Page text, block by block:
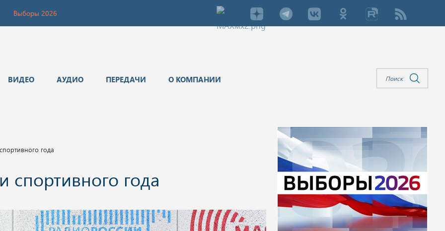
Выборы 2026
ВИДЕО АУДИО ПЕРЕДАЧИ О КОМПАНИИ
года
спортивного года